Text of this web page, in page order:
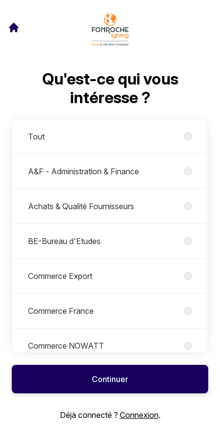
Qu'est-ce qui vous
intéresse ?
Tout
A&F - Administration & Finance
Achats & Qualité Fournisseurs
BE-Bureau d'Etudes
Commerce Export
Commerce France
Commerce NOWATT
Communication & Marketing
Direction Générale
Continuer
Déjà connecté ? Connexion.